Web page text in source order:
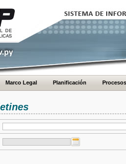
Marco Legal Planificación Procesos